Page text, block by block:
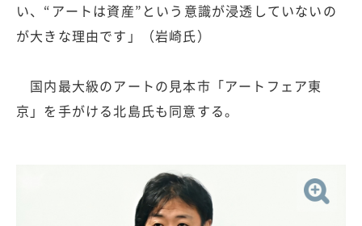
い、“アートは資産”という意識が浸透していないの
が大きな理由です」（岩崎氏）
国内最大級のアートの見本市「アートフェア東
京」を手がける北島氏も同意する。